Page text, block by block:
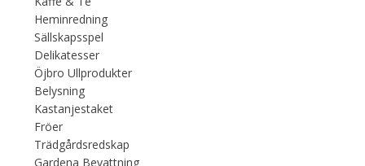
Heminredning
Sällskapsspel
Delikatesser
Öjbro Ullprodukter
Belysning
Kastanjestaket
Fröer
Trädgårdsredskap
Gardena Bevattning